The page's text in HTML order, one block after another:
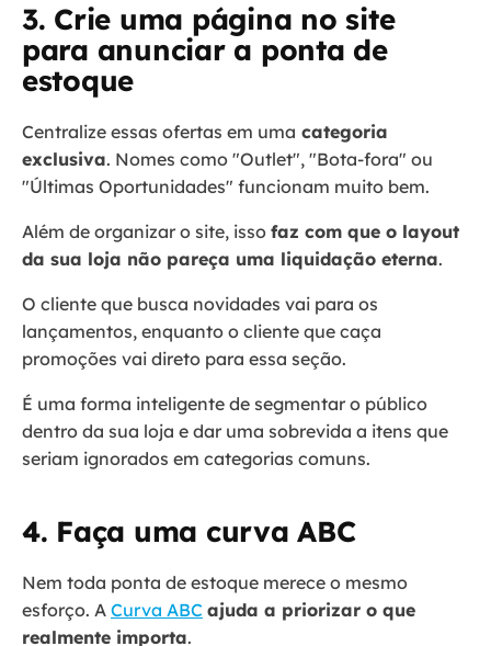
3. Crie uma página no site
para anunciar a ponta de
estoque
Centralize essas ofertas em uma categoria
exclusiva. Nomes como "Outlet", "Bota-fora" ou
"Últimas Oportunidades" funcionam muito bem.
Além de organizar o site, isso faz com que o layout
da sua loja não pareça uma liquidação eterna.
O cliente que busca novidades vai para os
lançamentos, enquanto o cliente que caça
promoções vai direto para essa seção.
É uma forma inteligente de segmentar o público
dentro da sua loja e dar uma sobrevida a itens que
seriam ignorados em categorias comuns.
4. Faça uma curva ABC
Nem toda ponta de estoque merece o mesmo
esforço. A Curva ABC ajuda a priorizar o que
realmente importa.